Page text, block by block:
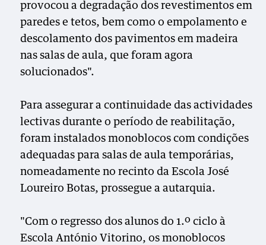
provocou a degradação dos revestimentos em
paredes e tetos, bem como o empolamento e
descolamento dos pavimentos em madeira
nas salas de aula, que foram agora
solucionados".
Para assegurar a continuidade das actividades
lectivas durante o período de reabilitação,
foram instalados monoblocos com condições
adequadas para salas de aula temporárias,
nomeadamente no recinto da Escola José
Loureiro Botas, prossegue a autarquia.
"Com o regresso dos alunos do 1.º ciclo à
Escola António Vitorino, os monoblocos